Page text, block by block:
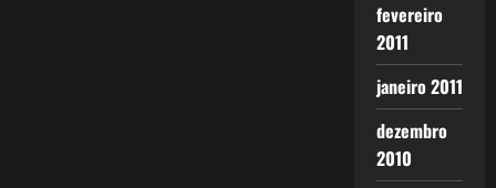
fevereiro
2011
janeiro 2011
dezembro
2010